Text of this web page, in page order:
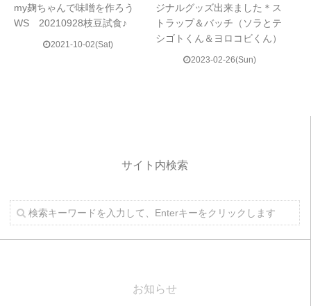
my麹ちゃんで味噌を作ろう
WS 20210928枝豆試食♪
2021-10-02(Sat)
ジナルグッズ出来ました＊ス
トラップ＆バッチ（ソラとテ
シゴトくん＆ヨロコビくん）
2023-02-26(Sun)
サイト内検索
お知らせ